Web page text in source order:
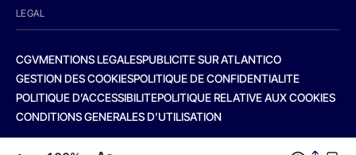
LEGAL
CGVMENTIONS LEGALESPUBLICITE SUR ATLANTICO
GESTION DES COOKIESPOLITIQUE DE CONFIDENTIALITE
POLITIQUE D’ACCESSIBILITEPOLITIQUE RELATIVE AUX COOKIES
CONDITIONS GENERALES D’UTILISATION